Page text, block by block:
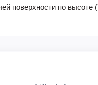
поверхности по